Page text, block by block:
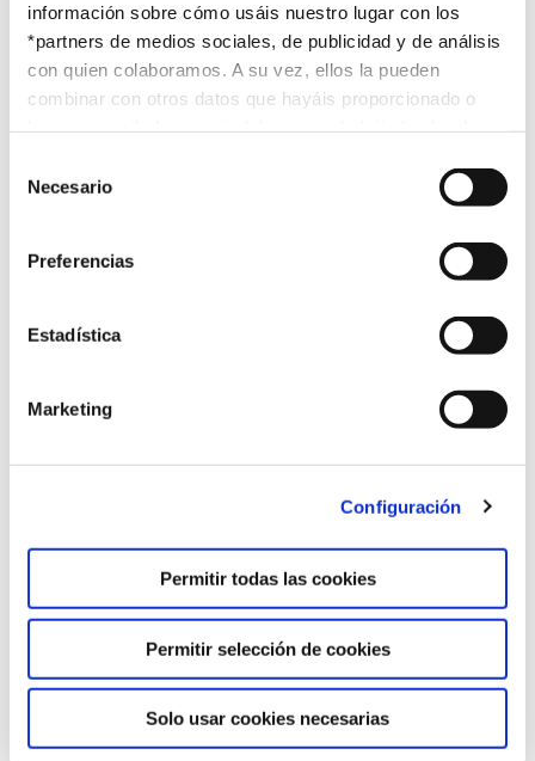
información sobre cómo usáis nuestro lugar con los
*partners de medios sociales, de publicidad y de análisis
con quien colaboramos. A su vez, ellos la pueden
combinar con otros datos que hayáis proporcionado o
Cookies”.
Necesario
Preferencias
Estadística
Marketing
Configuración
Permitir todas las cookies
Permitir selección de cookies
Solo usar cookies necesarias
El CTTi dispone de 7 laboratorios para acoger con seguridad y
confidencialidad a las empresas surgidas de la universidad y a
aquellas que deseen externalizar actividades de laboratorio,
como instalaciones de demostración y plantas piloto,
actividades de I+D o servicios técnicos y universitarios que
lleven a término proyectos competitivos o precompetitivos en
colaboración con empresas o con la Administración.
Los laboratorios están diseñados para ofrecer la máxima
flexibilidad, con el objetivo de satisfacer un amplio abanico de
clientes
Cesión de despachos y laboratorios
Rosa Salvadó
(+34) 977 558 644